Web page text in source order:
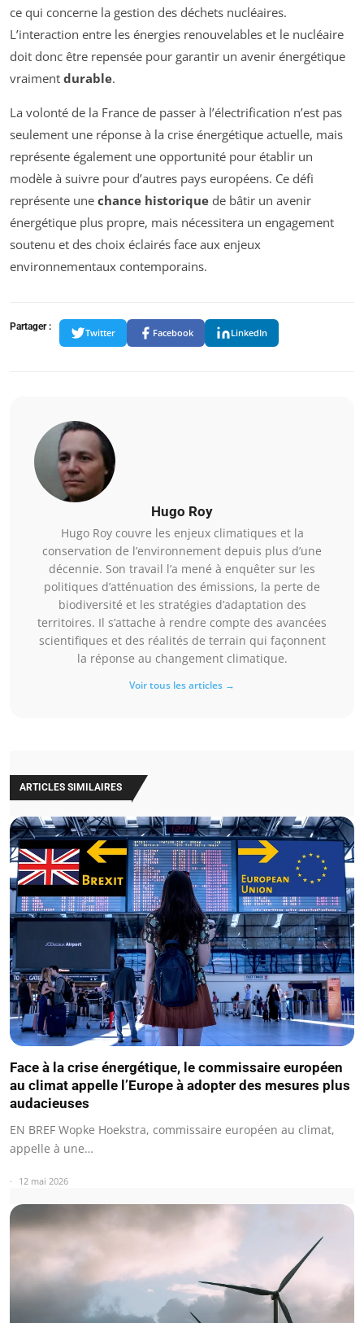
ce qui concerne la gestion des déchets nucléaires.
L’interaction entre les énergies renouvelables et le nucléaire
doit donc être repensée pour garantir un avenir énergétique
vraiment durable.
La volonté de la France de passer à l’électrification n’est pas
seulement une réponse à la crise énergétique actuelle, mais
représente également une opportunité pour établir un
modèle à suivre pour d’autres pays européens. Ce défi
représente une chance historique de bâtir un avenir
énergétique plus propre, mais nécessitera un engagement
soutenu et des choix éclairés face aux enjeux
environnementaux contemporains.
Partager :
Twitter Facebook LinkedIn
Hugo Roy
Hugo Roy couvre les enjeux climatiques et la
conservation de l’environnement depuis plus d’une
décennie. Son travail l’a mené à enquêter sur les
politiques d’atténuation des émissions, la perte de
biodiversité et les stratégies d’adaptation des
territoires. Il s’attache à rendre compte des avancées
scientifiques et des réalités de terrain qui façonnent
la réponse au changement climatique.
Voir tous les articles →
ARTICLES SIMILAIRES
Face à la crise énergétique, le commissaire européen
au climat appelle l’Europe à adopter des mesures plus
audacieuses
EN BREF Wopke Hoekstra, commissaire européen au climat,
appelle à une…
12 mai 2026